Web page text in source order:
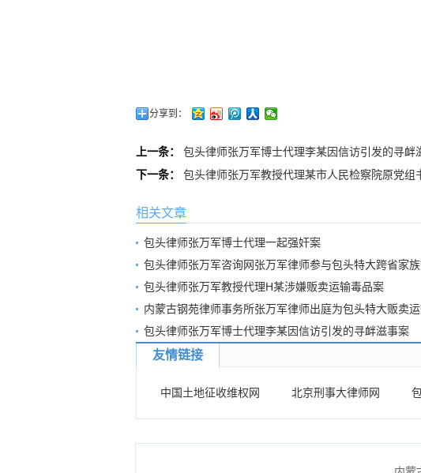
分享到：
上一条： 包头律师张万军博士代理李某因信访引发的寻衅
下一条： 包头律师张万军教授代理某市人民检察院原党
相关文章
包头律师张万军博士代理一起强奸案
包头律师张万军咨询网张万军律师参与包头特大跨省家
包头律师张万军教授代理H某涉嫌贩卖运输毒品案
内蒙古钢苑律师事务所张万军律师出庭为包头特大贩卖
包头律师张万军博士代理李某因信访引发的寻衅滋事案
友情链接
中国土地征收维权网 北京刑事大律师网